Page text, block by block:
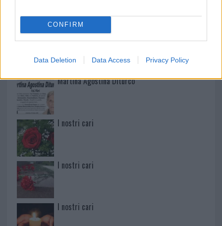
CONFIRM
Data Deletion Data Access Privacy Policy
Paolo Pinna
Martina Agostina Diturco
I nostri cari
I nostri cari
I nostri cari